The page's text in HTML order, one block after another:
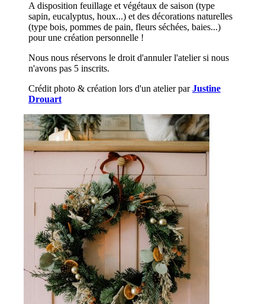
A disposition feuillage et végétaux de saison (type
sapin, eucalyptus, houx...) et des décorations naturelles
(type bois, pommes de pain, fleurs séchées, baies...)
pour une création personnelle !
Nous nous réservons le droit d'annuler l'atelier si nous
n'avons pas 5 inscrits.
Crédit photo & création lors d'un atelier parJustine
Drouart